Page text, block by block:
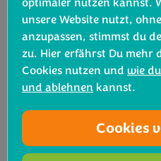
Rezept
unsere Website nutzt,
anzupassen, stimmst du
zu. Hier erfährst Du mehr
Cookies nutzen und wie
und ablehnen kannst.
Cookies